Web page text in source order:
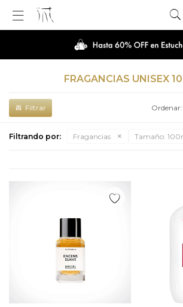

FRAGANCIAS UNISEX
Filtrando por: Fragancias Tamaño: